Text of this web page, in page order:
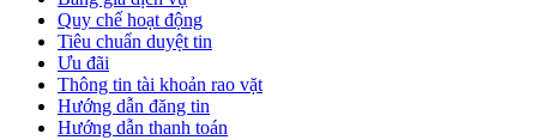
Quy chế hoạt động
Tiêu chuẩn duyệt tin
Ưu đãi
Thông tin tài khoản rao vặt
Hướng dẫn đăng tin
Hướng dẫn thanh toán